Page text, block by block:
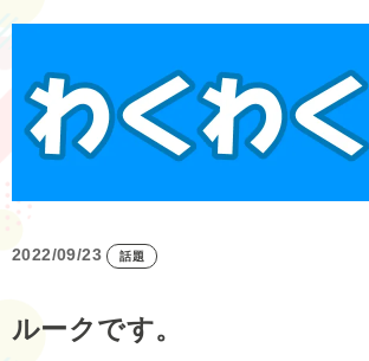
2022/09/23 話題
ルークです。